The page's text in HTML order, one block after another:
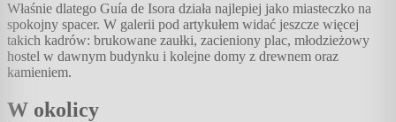
Właśnie dlatego Guía de Isora działa najlepiej jako miasteczko na
spokojny spacer. W galerii pod artykułem widać jeszcze więcej
takich kadrów: brukowane zaułki, zacieniony plac, młodzieżowy
hostel w dawnym budynku i kolejne domy z drewnem oraz
kamieniem.
W okolicy